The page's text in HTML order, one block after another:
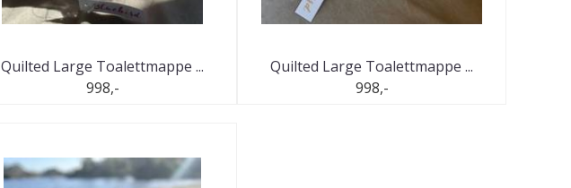
Quilted Large Toalettmappe ...
998,-
Quilted Large Toalettmappe ...
998,-